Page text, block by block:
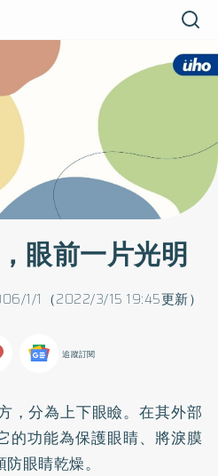
眼前一片光明
1/1（2022/3/15 19:45更新）
追蹤訂閱
，分為上下眼瞼。在其外部
的功能為保護眼睛、將淚膜
眼睛乾燥。